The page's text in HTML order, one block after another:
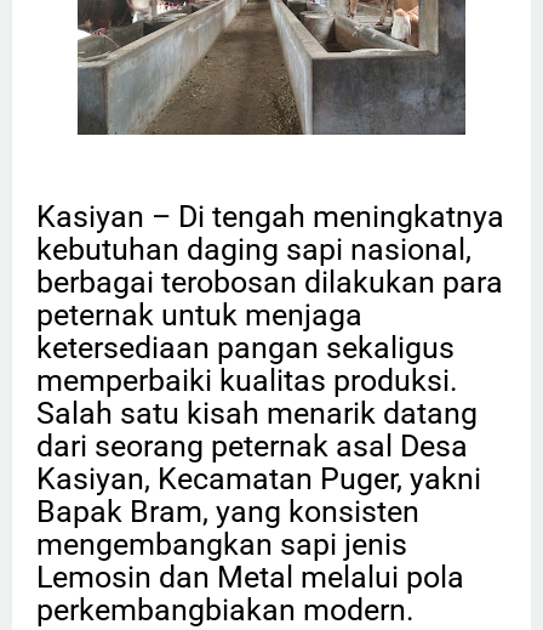
Kasiyan – Di tengah meningkatnya
kebutuhan daging sapi nasional,
berbagai terobosan dilakukan para
peternak untuk menjaga
ketersediaan pangan sekaligus
memperbaiki kualitas produksi.
Salah satu kisah menarik datang
dari seorang peternak asal Desa
Kasiyan, Kecamatan Puger, yakni
Bapak Bram, yang konsisten
mengembangkan sapi jenis
Lemosin dan Metal melalui pola
perkembangbiakan modern.